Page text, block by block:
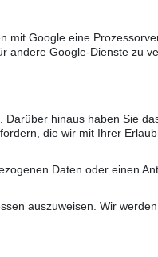
Google eine
Google-Dienste zu
hinaus haben Sie
die wir mit Ihrer
Daten oder einen
auszuweisen. Wir